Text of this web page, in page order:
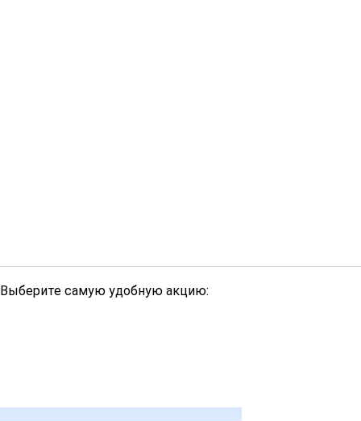
Выберите самую удобную акцию: